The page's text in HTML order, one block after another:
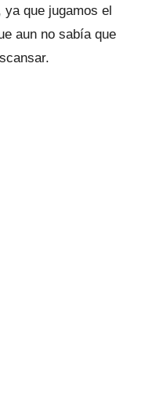
ya que jugamos el
aun no sabía que